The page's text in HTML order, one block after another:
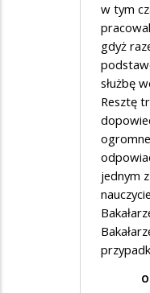
w tym
gdyż
służbę
Resztę
jednym